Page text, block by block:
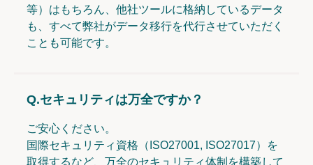
等）はもちろん、他社ツールに格納しているデータ
も、すべて弊社がデータ移行を代行させていただく
ことも可能です。
Q.セキュリティは万全ですか？
ご安心ください。
国際セキュリティ資格（ISO27001, ISO27017）を
取得するなど、万全のセキュリティ体制を構築して